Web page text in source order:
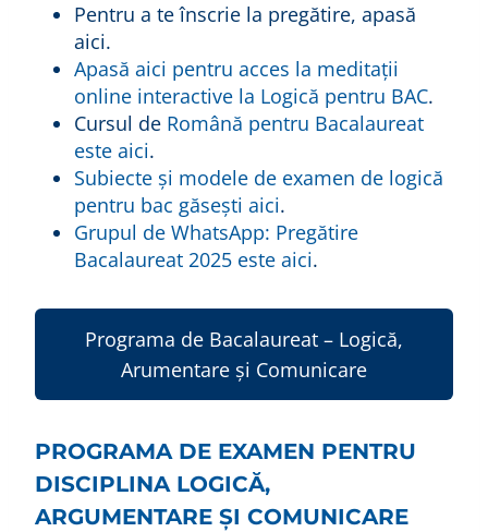
Pentru a te înscrie la pregătire, apasă
aici.
Apasă aici pentru acces la meditații
online interactive la Logică pentru BAC.
Cursul de Română pentru Bacalaureat
este aici.
Subiecte și modele de examen de logică
pentru bac găsești aici.
Grupul de WhatsApp: Pregătire
Bacalaureat 2025 este aici.
Programa de Bacalaureat – Logică,
Arumentare și Comunicare
PROGRAMA DE EXAMEN PENTRU
DISCIPLINA LOGICĂ,
ARGUMENTARE ŞI COMUNICARE